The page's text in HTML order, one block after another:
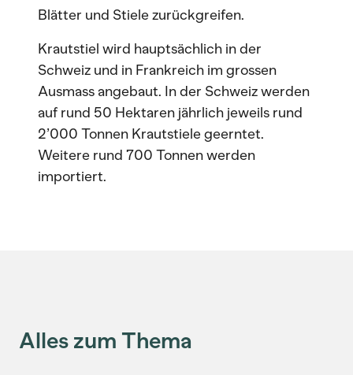
Blätter und Stiele zurückgreifen.
Krautstiel wird hauptsächlich in der
Schweiz und in Frankreich im grossen
Ausmass angebaut. In der Schweiz werden
auf rund 50 Hektaren jährlich jeweils rund
2’000 Tonnen Krautstiele geerntet.
Weitere rund 700 Tonnen werden
importiert.
Alles zum Thema